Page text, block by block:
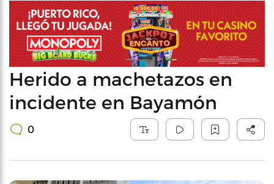
Herido a machetazos en
incidente en Bayamón
0